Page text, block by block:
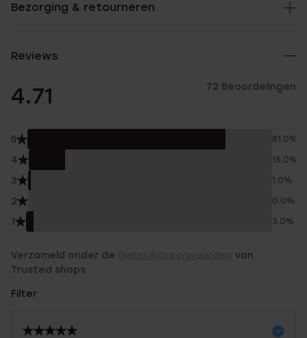
Bezorging & retourneren
Reviews
4.71 72 Beoordelingen
5 81.0%
4 15.0%
3 1.0%
2 0.0%
1 3.0%
Verzameld onder de
van
Trusted shops
Filter